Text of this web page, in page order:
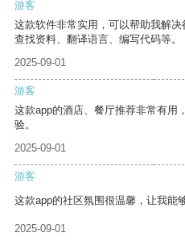
游客
这款软件非常实用，可以帮助我解
查找资料、翻译语言、编写代码等。
2025-09-01
游客
这款app的酒店、餐厅推荐非常有用
验。
2025-09-01
游客
这款app的社区氛围很温馨，让我能
2025-09-01